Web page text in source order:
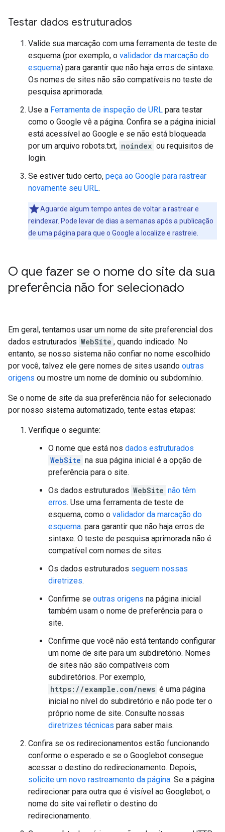
Testar dados estruturados
Valide sua marcação com uma ferramenta de teste de
esquema (por exemplo, o validador da marcação do
esquema) para garantir que não haja erros de sintaxe.
Os nomes de sites não são compatíveis no teste de
pesquisa aprimorada.
Use a Ferramenta de inspeção de URL para testar
como o Google vê a página. Confira se a página inicial
está acessível ao Google e se não está bloqueada
por um arquivo robots.txt, noindex ou requisitos de
login.
Se estiver tudo certo, peça ao Google para rastrear
novamente seu URL.
Aguarde algum tempo antes de voltar a rastrear e
reindexar. Pode levar de dias a semanas após a publicação
de uma página para que o Google a localize e rastreie.
O que fazer se o nome do site da sua
preferência não for selecionado
Em geral, tentamos usar um nome de site preferencial dos
dados estruturados WebSite , quando indicado. No
entanto, se nosso sistema não confiar no nome escolhido
por você, talvez ele gere nomes de sites usando outras
origens ou mostre um nome de domínio ou subdomínio.
Se o nome de site da sua preferência não for selecionado
por nosso sistema automatizado, tente estas etapas:
Verifique o seguinte:
O nome que está nos dados estruturados
WebSite na sua página inicial é a opção de
preferência para o site.
Os dados estruturados WebSite não têm
erros. Use uma ferramenta de teste de
esquema, como o validador da marcação do
esquema. para garantir que não haja erros de
sintaxe. O teste de pesquisa aprimorada não é
compatível com nomes de sites.
Os dados estruturados seguem nossas
diretrizes.
Confirme se outras origens na página inicial
também usam o nome de preferência para o
site.
Confirme que você não está tentando configurar
um nome de site para um subdiretório. Nomes
de sites não são compatíveis com
subdiretórios. Por exemplo,
https://example.com/news é uma página
inicial no nível do subdiretório e não pode ter o
próprio nome de site. Consulte nossas
diretrizes técnicas para saber mais.
Confira se os redirecionamentos estão funcionando
conforme o esperado e se o Googlebot consegue
acessar o destino do redirecionamento. Depois,
solicite um novo rastreamento da página. Se a página
redirecionar para outra que é visível ao Googlebot, o
nome do site vai refletir o destino do
redirecionamento.